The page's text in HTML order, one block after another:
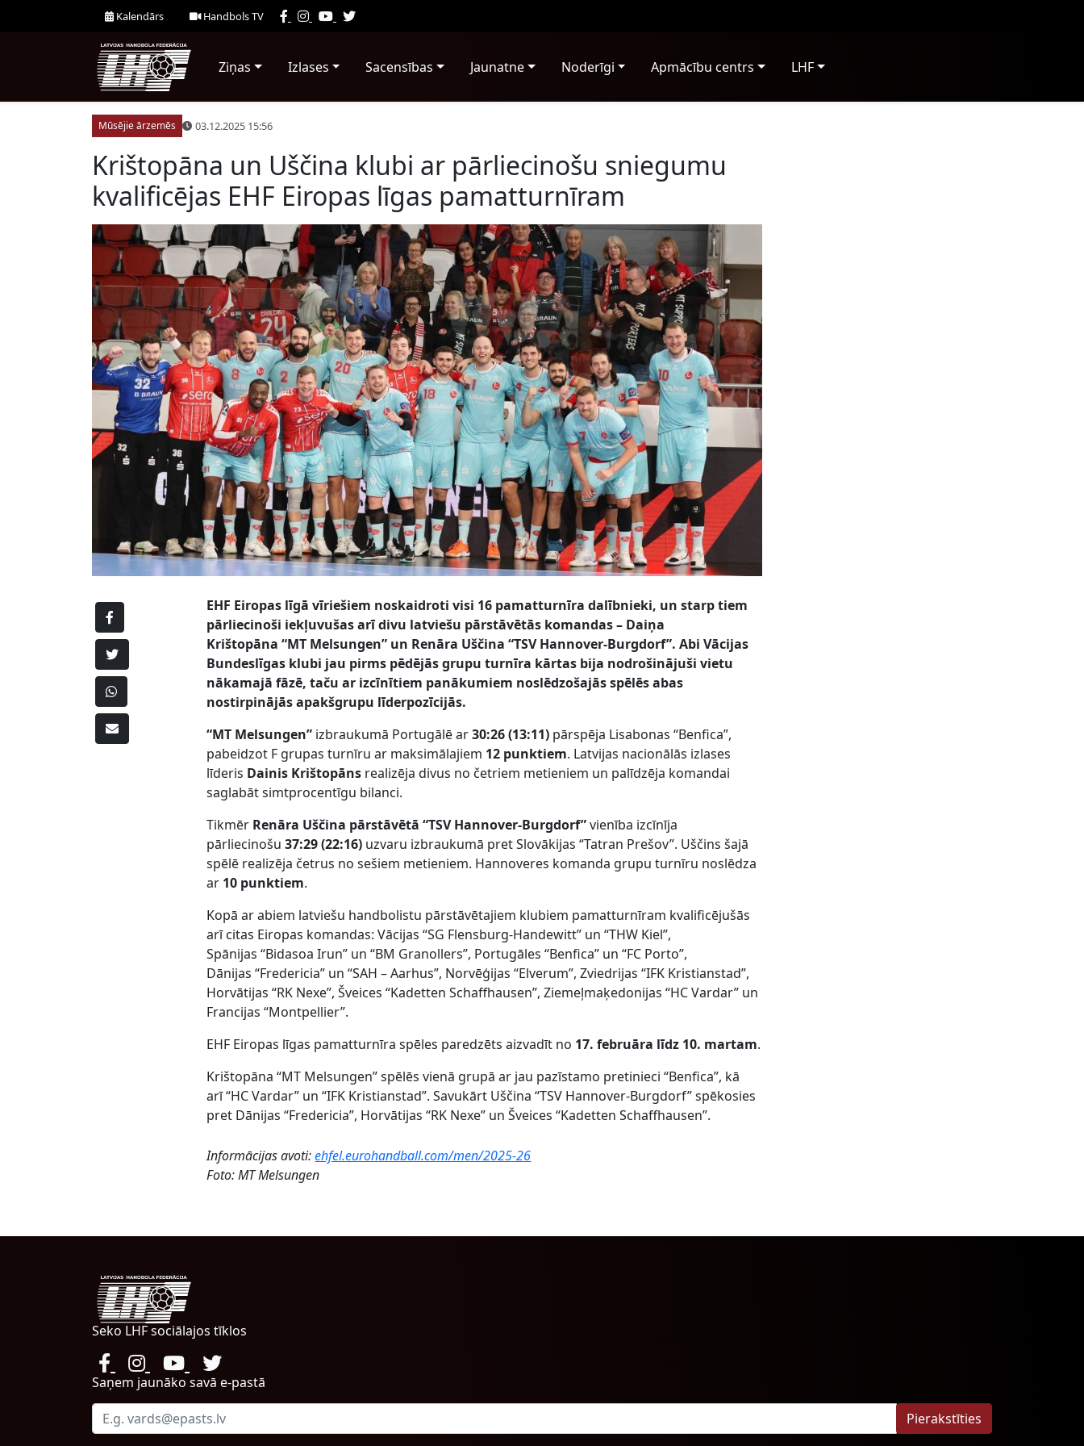
Kalendārs Handbols TV
Ziņas Izlases Sacensības Jaunatne Noderīgi Apmācību centrs LHF
Mūsējie ārzemēs 03.12.2025 15:56
Krištopāna un Uščina klubi ar pārliecinošu sniegumu
kvalificējas EHF Eiropas līgas pamatturnīram
EHF Eiropas līgā vīriešiem noskaidroti visi 16 pamatturnīra dalībnieki, un starp tiem
pārliecinoši iekļuvušas arī divu latviešu pārstāvētās komandas – Daiņa
Krištopāna“MT Melsungen” un Renāra Uščina“TSV Hannover-Burgdorf”. Abi Vācijas
Bundeslīgas klubi jau pirms pēdējās grupu turnīra kārtas bija nodrošinājuši vietu
nākamajā fāzē, taču ar izcīnītiem panākumiem noslēdzošajās spēlēsabas
nostirpinājās apakšgrupu līderpozīcijās.
“MT Melsungen” izbraukumā Portugālē ar30:26 (13:11) pārspēja Lisabonas “Benfica”,
pabeidzot F grupas turnīru ar maksimālajiem 12 punktiem. Latvijas nacionālās izlases
līderis Dainis Krištopāns realizēja divus no četriem metieniem un palīdzēja komandai
saglabāt simtprocentīgu bilanci.
Tikmēr Renāra Uščina pārstāvētā “TSV Hannover-Burgdorf”vienība izcīnīja
pārliecinošu37:29 (22:16) uzvaru izbraukumā pret Slovākijas “Tatran Prešov”. Uščins šajā
spēlē realizēja četrus no sešiem metieniem. Hannoveres komanda grupu turnīru noslēdza
ar 10 punktiem.
Kopā ar abiem latviešu handbolistu pārstāvētajiem klubiem pamatturnīram kvalificējušās
arī citas Eiropas komandas: Vācijas “SG Flensburg-Handewitt” un “THW Kiel”,
Spānijas “Bidasoa Irun” un “BM Granollers”, Portugāles “Benfica” un “FC Porto”,
Dānijas “Fredericia” un “SAH – Aarhus”, Norvēģijas “Elverum”, Zviedrijas “IFK Kristianstad”,
Horvātijas “RK Nexe”, Šveices “Kadetten Schaffhausen”, Ziemeļmaķedonijas “HC Vardar” un
Francijas “Montpellier”.
EHF Eiropas līgas pamatturnīra spēles paredzēts aizvadīt no 17. februāra līdz 10. martam.
Krištopāna “MT Melsungen” spēlēs vienā grupā ar jau pazīstamo pretinieci “Benfica”, kā
arī “HC Vardar” un “IFK Kristianstad”. Savukārt Uščina “TSV Hannover-Burgdorf” spēkosies
pret Dānijas “Fredericia”, Horvātijas “RK Nexe” un Šveices “Kadetten Schaffhausen”.
Informācijas avoti:ehfel.eurohandball.com/men/2025-26
Foto: MT Melsungen
Seko LHF sociālajos tīklos
Saņem jaunāko savā e-pastā